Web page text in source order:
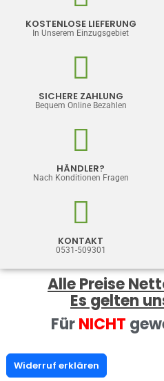
KOSTENLOSE LIEFERUNG
In Unserem Einzugsgebiet
SICHERE ZAHLUNG
Bequem Online Bezahlen
HÄNDLER?
Nach Konditionen Fragen
KONTAKT
0531-509301
Alle Preise
Es gelten
FürNICHT
Widerruf erklären